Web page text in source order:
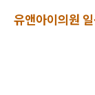
유앤아이의원